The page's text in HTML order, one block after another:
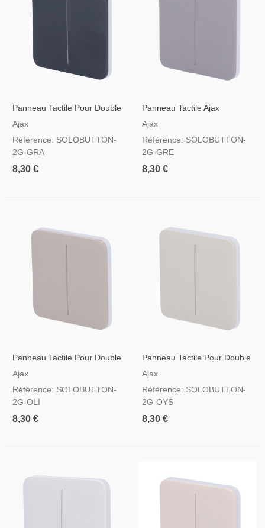
Panneau Tactile Pour Double
Interrupteur D'éclairage
Ajax
Référence: SOLOBUTTON-
2G-GRA
8,30 €
Panneau Tactile Ajax
Solobutton Pour Double
7004 Couleur Grise
Ajax
Référence: SOLOBUTTON-
2G-GRE
8,30 €
Panneau Tactile Pour Double
Interrupteur D'éclairage, RAL
Ajax
Référence: SOLOBUTTON-
2G-OLI
8,30 €
Panneau Tactile Pour Double
Interrupteur D'éclairage, RAL
Ajax
Référence: SOLOBUTTON-
2G-OYS
8,30 €